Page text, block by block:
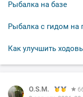
рыбалки!!! И от
редкими
само-собой))
Из интересного: в
Рыбалка на базе
Рыбалка с гидом на
Как улучшить
O.S.M.